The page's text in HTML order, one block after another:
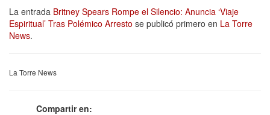
La entrada Britney Spears Rompe el Silencio: Anuncia ‘Viaje
Espiritual’ Tras Polémico Arresto se publicó primero en La Torre
News.
La Torre News
Compartir en: